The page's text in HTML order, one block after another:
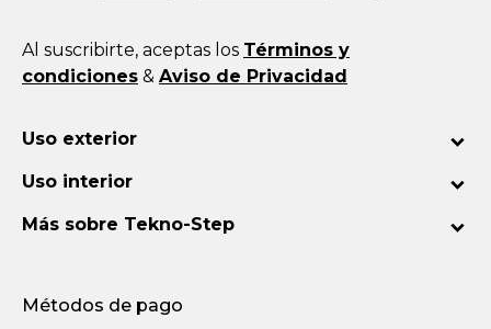
Al suscribirte, aceptas los Términos y
condiciones & Aviso de Privacidad
Uso exterior
Uso interior
Más sobre Tekno-Step
Métodos de pago